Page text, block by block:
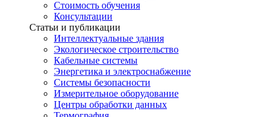
Стоимость обучения
Консультации
Статьи и публикации
Интеллектуальные здания
Экологическое строительство
Кабельные системы
Энергетика и электроснабжение
Системы безопасности
Измерительное оборудование
Центры обработки данных